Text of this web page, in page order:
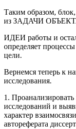
Таким образом,
из ЗАДАЧИ
ИДЕИ работы и
определяет
цели.
Вернемся теперь к
исследования.
1.
исследований и
характер
автореферата